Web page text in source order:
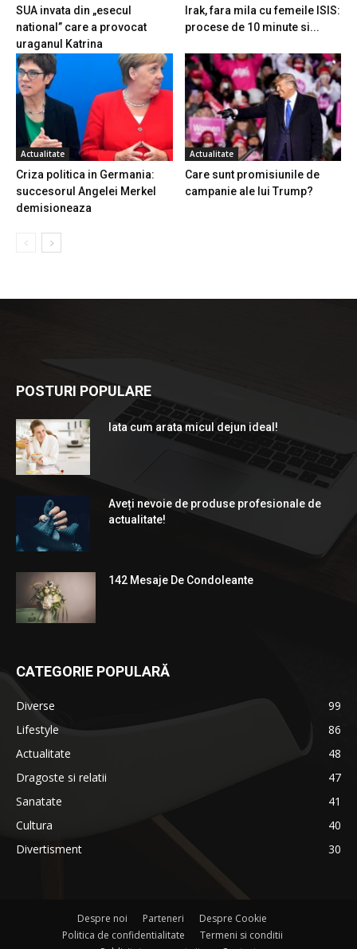
SUA invata din „esecul
national” care a provocat
uraganul Katrina
Irak, fara mila cu femeile ISIS:
procese de 10 minute si...
Actualitate
Criza politica in Germania:
succesorul Angelei Merkel
demisioneaza
Actualitate
Care sunt promisiunile de
campanie ale lui Trump?
POSTURI POPULARE
Iata cum arata micul dejun ideal!
Aveți nevoie de produse profesionale de
actualitate!
142 Mesaje De Condoleante
CATEGORIE POPULARĂ
Diverse
99
Lifestyle
86
Actualitate
48
Dragoste si relatii
47
Sanatate
41
Cultura
40
Divertisment
30
Despre noi Parteneri
Despre Cookie
Politica de confidentialitate
Termeni si conditii